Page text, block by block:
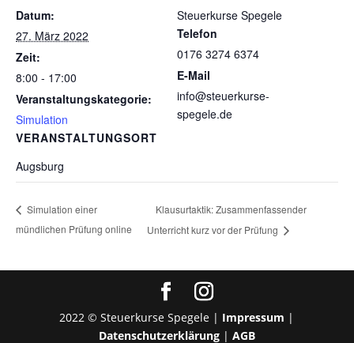
Datum:
27. März 2022
Zeit:
8:00 - 17:00
Veranstaltungskategorie:
Simulation
VERANSTALTUNGSORT
Augsburg
Steuerkurse Spegele
Telefon
0176 3274 6374
E-Mail
info@steuerkurse-
spegele.de
Simulation einer
mündlichen Prüfung online
Klausurtaktik: Zusammenfassender
Unterricht kurz vor der Prüfung
2022 © Steuerkurse Spegele | Impressum |
Datenschutzerklärung| AGB